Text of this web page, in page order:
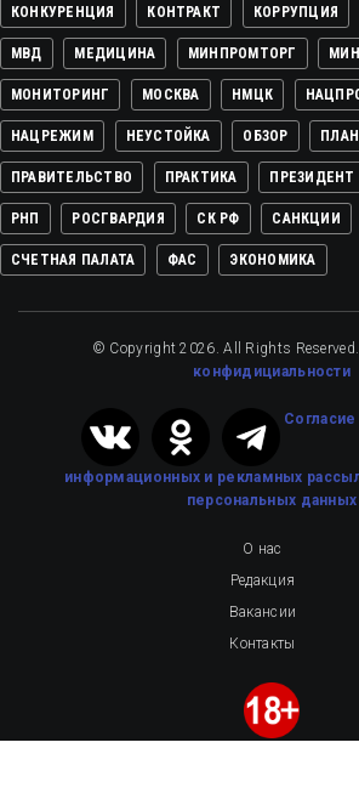
КОНКУРЕНЦИЯ КОНТРАКТ КОРРУПЦИЯ
МВД МЕДИЦИНА МИНПРОМТОРГ
МОНИТОРИНГ МОСКВА НМЦК
НАЦРЕЖИМ НЕУСТОЙКА ОБЗОР
ПРАВИТЕЛЬСТВО ПРАКТИКА ПРЕЗИДЕНТ
РНП РОСГВАРДИЯ СК РФ САНКЦИИ
СЧЕТНАЯ ПАЛАТА ФАС ЭКОНОМИКА
© Copyright 2026. All Rights
конфидициальности
информационных и рекламных
персональных данных
О нас
Редакция
Вакансии
Контакты